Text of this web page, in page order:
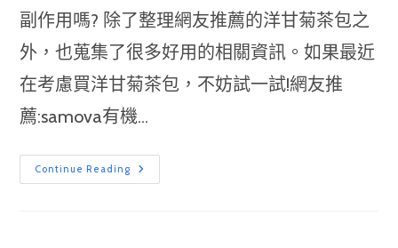
副作用嗎? 除了整理網友推薦的洋甘菊茶包之
外，也蒐集了很多好用的相關資訊。如果最近
在考慮買洋甘菊茶包，不妨試一試!網友推
薦:samova有機...
Continue Reading 2022
洋